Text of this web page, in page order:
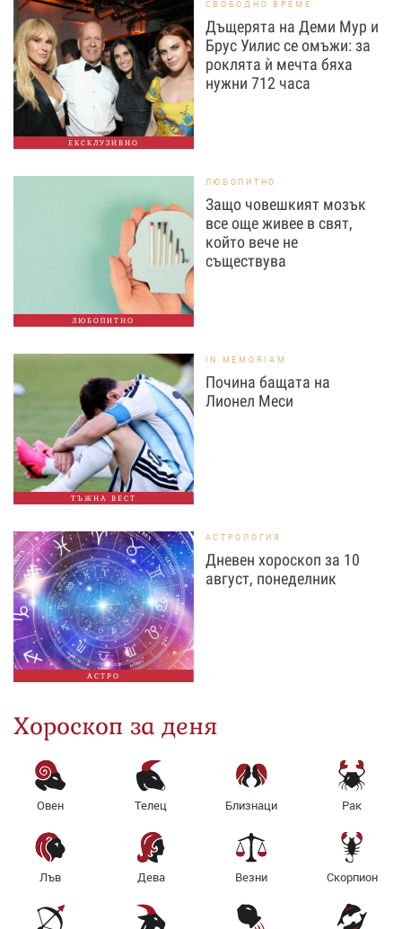
ЕКСКЛУЗИВНО
СВОБОДНО ВРЕМЕ
Дъщерята на Деми Мур и
Брус Уилис се омъжи: за
роклята ѝ мечта бяха
нужни 712 часа
ЛЮБОПИТНО
ЛЮБОПИТНО
Защо човешкият мозък
все още живее в свят,
който вече не
съществува
ТЪЖНА ВЕСТ
IN MEMORIAM
Почина бащата на
Лионел Меси
АСТРО
АСТРОЛОГИЯ
Дневен хороскоп за 10
август, понеделник
Хороскоп за деня
Овен Телец Близнаци Рак
Лъв Дева Везни Скорпион